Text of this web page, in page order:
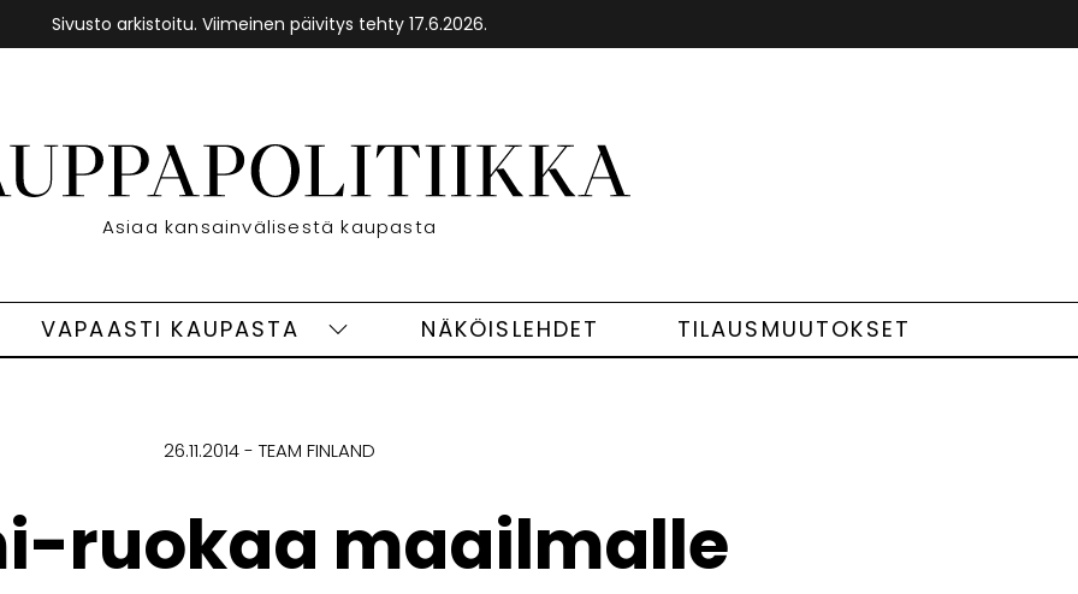
Sivusto arkistoitu. Viimeinen päivitys tehty 17.6.2026.
Etusivu
Asiaa kansainvälisestä kaupasta
VAPAASTI KAUPASTA
VapaastiNÄKÖISLEHDET TILAUSMUUTOKSET
26.11.2014 TEAM FINLAND
ruokaa maailmalle